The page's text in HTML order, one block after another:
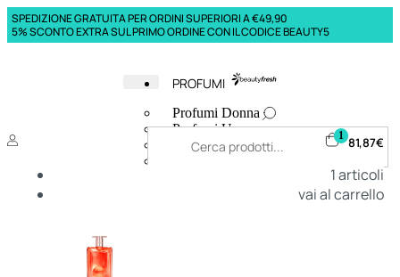
SPEDIZIONE GRATUITA PER ORDINI SUPERIORI A €49,90
5% SCONTO EXTRA SUL PRIMO ORDINE CON IL CODICE BEAUTY5
PROFUMI
Profumi Donna
Profumi Uomo
Deodoranti Donna
1 81,87€
1articoli
vai al carrello